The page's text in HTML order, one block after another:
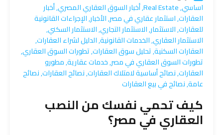
اساسي,
Real Estate
,أخبار السوق العقاري المصري,أخبار
العقارات,استثمار عقاري في مصر,الأخبار,الإجراءات القانونية
للعقارات,الاستثمار,الاستثمار التجاري,الاستثمار السكني,
الاستثمار العقاري,الخدمات القانونية,الدليل لشراء العقارات,
العقارات السكنية,تحليل سوق العقارات,تطورات السوق العقاري,
تطورات السوق العقاري في مصر,خدمات عقارية,مطورو
العقارات,نصائح أساسية لامتلاك العقارات,نصائح العقارات,نصائح
عامة,نصائح في بيع العقارات
كيف تحمي نفسك من النصب
العقاري في مصر؟